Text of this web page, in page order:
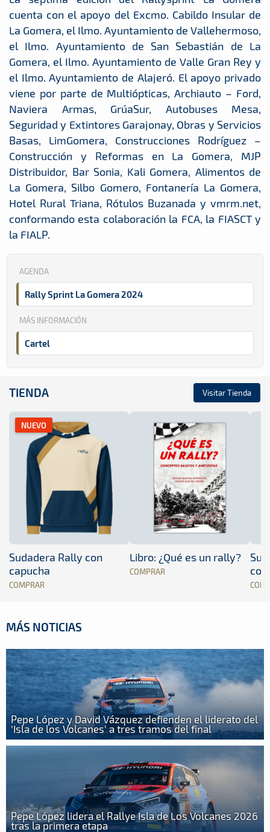
cuenta con el apoyo del Excmo. Cabildo Insular de
La Gomera, el Ilmo. Ayuntamiento de Vallehermoso,
el Ilmo. Ayuntamiento de San Sebastián de La
Gomera, el Ilmo. Ayuntamiento de Valle Gran Rey y
el Ilmo. Ayuntamiento de Alajeró. El apoyo privado
viene por parte de Multiópticas, Archiauto – Ford,
Naviera Armas, GrúaSur, Autobuses Mesa,
Seguridad y Extintores Garajonay, Obras y Servicios
Basas, LimGomera, Construcciones Rodríguez –
Construcción y Reformas en La Gomera, MJP
Distribuidor, Bar Sonia, Kali Gomera, Alimentos de
La Gomera, Silbo Gomero, Fontanería La Gomera,
Hotel Rural Triana, Rótulos Buzanada y vmrm.net,
conformando esta colaboración la FCA, la FIASCT y
la FIALP.
AGENDA
Rally Sprint La Gomera 2024
MÁS INFORMACIÓN
Cartel
TIENDA Visitar Tienda
NUEVO
Sudadera Rally con
capucha
COMPRAR
Libro: ¿Qué es un rally?
COMPRAR
MÁS NOTICIAS
Pepe López y David Vázquez defienden el liderato del
'Isla de los Volcanes' a tres tramos del final
Pepe López lidera el Rallye Isla de Los Volcanes 2026
tras la primera etapa